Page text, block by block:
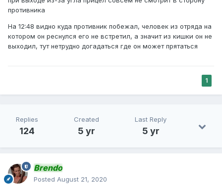
противника
На 12:48 видно куда противник побежал, человек из отряда на
котором он реснулся его не встретил, а значит из кишки он не
выходил, тут нетрудно догадаться где он может прятаться
1
Replies
124
Created
5 yr
Last Reply
5 yr
Brendo
Posted August 21, 2020